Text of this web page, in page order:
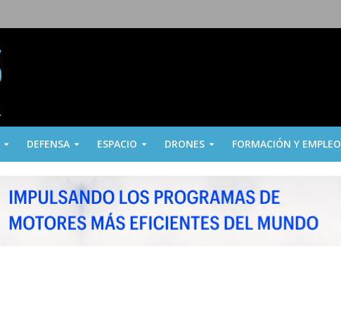
DEFENSA ESPACIO DRONES FORMACIÓN Y EMPLEO